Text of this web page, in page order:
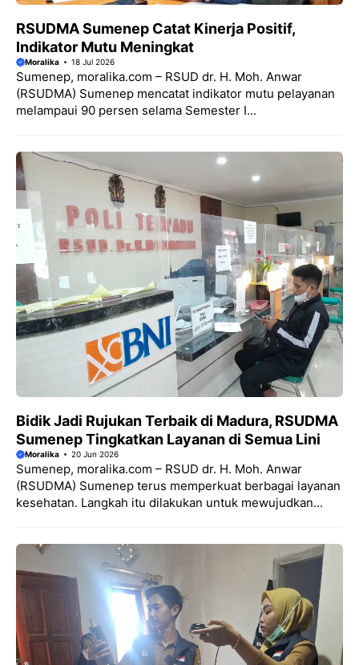
RSUDMA Sumenep Catat Kinerja Positif,
Indikator Mutu Meningkat
Moralika 18 Jul 2026
Sumenep, moralika.com – RSUD dr. H. Moh. Anwar
(RSUDMA) Sumenep mencatat indikator mutu pelayanan
melampaui 90 persen selama Semester I...
Bidik Jadi Rujukan Terbaik di Madura, RSUDMA
Sumenep Tingkatkan Layanan di Semua Lini
Moralika 20 Jun 2026
Sumenep, moralika.com – RSUD dr. H. Moh. Anwar
(RSUDMA) Sumenep terus memperkuat berbagai layanan
kesehatan. Langkah itu dilakukan untuk mewujudkan...